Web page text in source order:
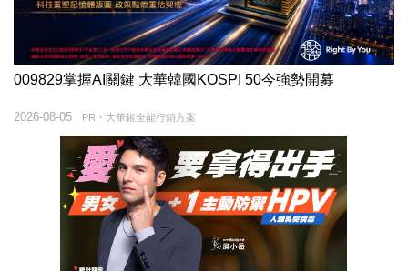
009829掌握AI關鍵 大華韓國KOSPI 50今強勢開募
PR・大華銀全能行銷方案
2026-08-05